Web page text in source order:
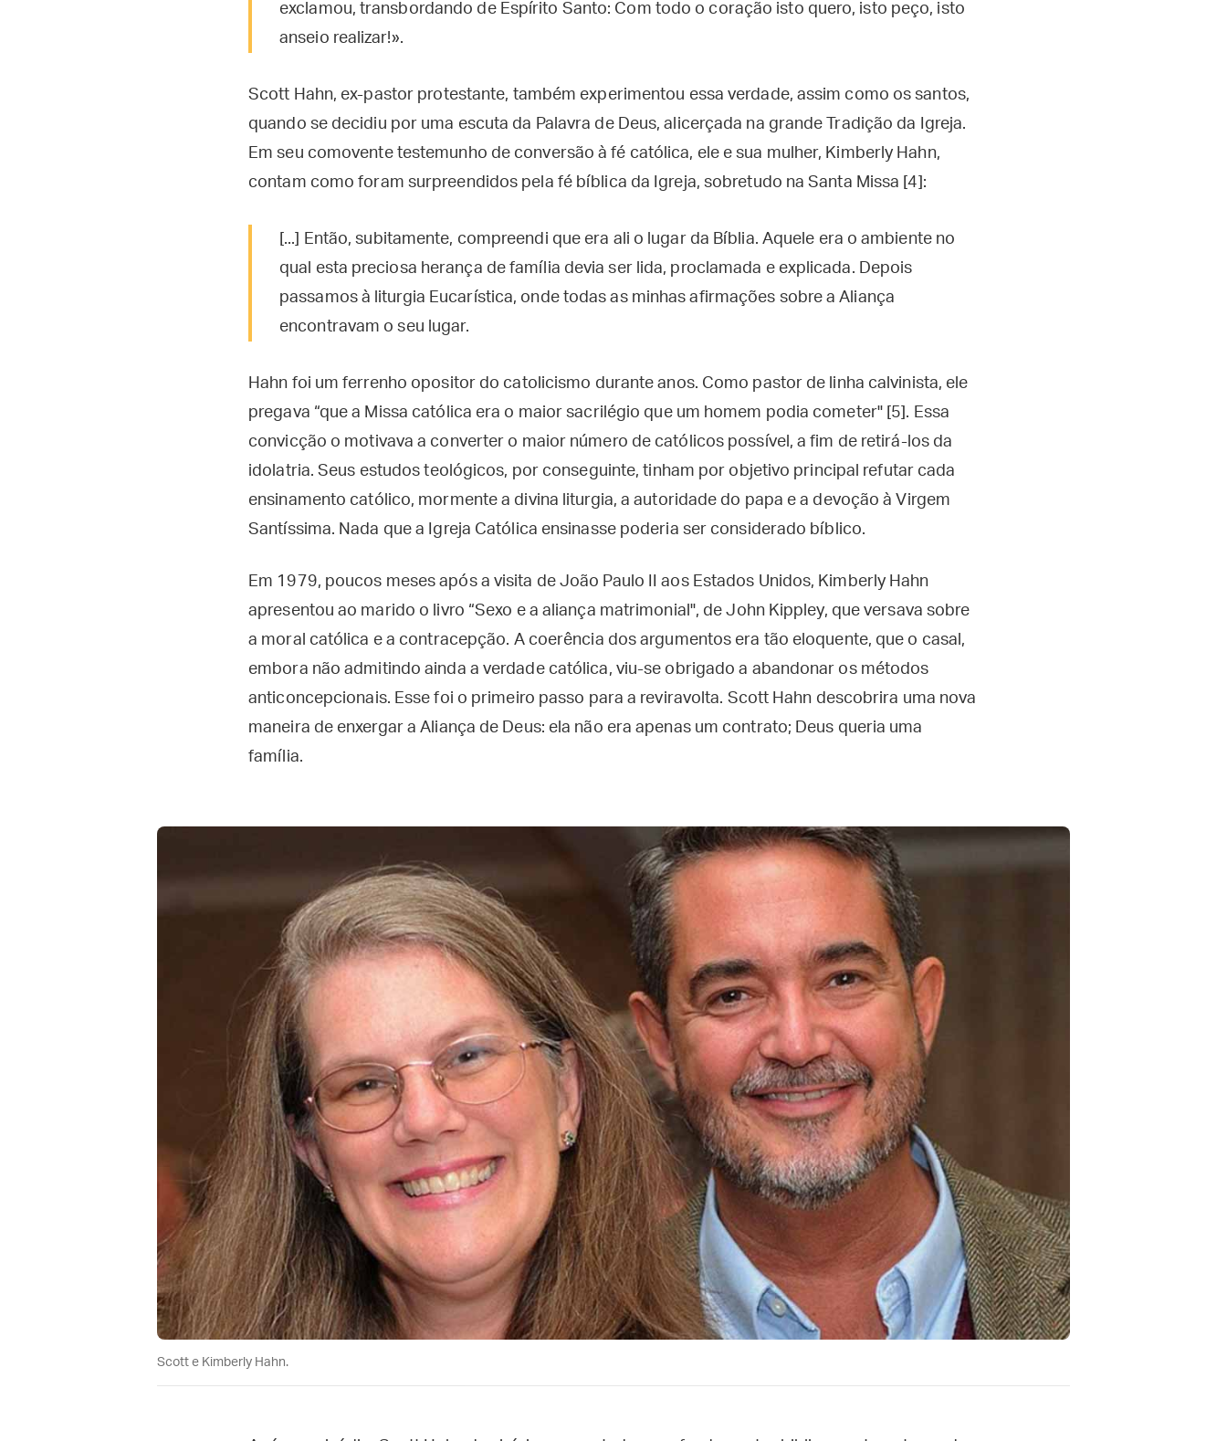
exclamou, transbordando de Espírito Santo: Com todo o coração isto quero, isto peço, isto
anseio realizar!».
Scott Hahn, ex-pastor protestante, também experimentou essa verdade, assim como os santos,
quando se decidiu por uma escuta da Palavra de Deus, alicerçada na grande Tradição da Igreja.
Em seu comovente testemunho de conversão à fé católica, ele e sua mulher, Kimberly Hahn,
contam como foram surpreendidos pela fé bíblica da Igreja, sobretudo na Santa Missa [4]:
[...] Então, subitamente, compreendi que era ali o lugar da Bíblia. Aquele era o ambiente no
qual esta preciosa herança de família devia ser lida, proclamada e explicada. Depois
passamos à liturgia Eucarística, onde todas as minhas afirmações sobre a Aliança
encontravam o seu lugar.
Hahn foi um ferrenho opositor do catolicismo durante anos. Como pastor de linha calvinista, ele
pregava “que a Missa católica era o maior sacrilégio que um homem podia cometer" [5]. Essa
convicção o motivava a converter o maior número de católicos possível, a fim de retirá-los da
idolatria. Seus estudos teológicos, por conseguinte, tinham por objetivo principal refutar cada
ensinamento católico, mormente a divina liturgia, a autoridade do papa e a devoção à Virgem
Santíssima. Nada que a Igreja Católica ensinasse poderia ser considerado bíblico.
Em 1979, poucos meses após a visita de João Paulo II aos Estados Unidos, Kimberly Hahn
apresentou ao marido o livro “Sexo e a aliança matrimonial", de John Kippley, que versava sobre
a moral católica e a contracepção. A coerência dos argumentos era tão eloquente, que o casal,
embora não admitindo ainda a verdade católica, viu-se obrigado a abandonar os métodos
anticoncepcionais. Esse foi o primeiro passo para a reviravolta. Scott Hahn descobrira uma nova
maneira de enxergar a Aliança de Deus: ela não era apenas um contrato; Deus queria uma
família.
Scott e Kimberly Hahn.